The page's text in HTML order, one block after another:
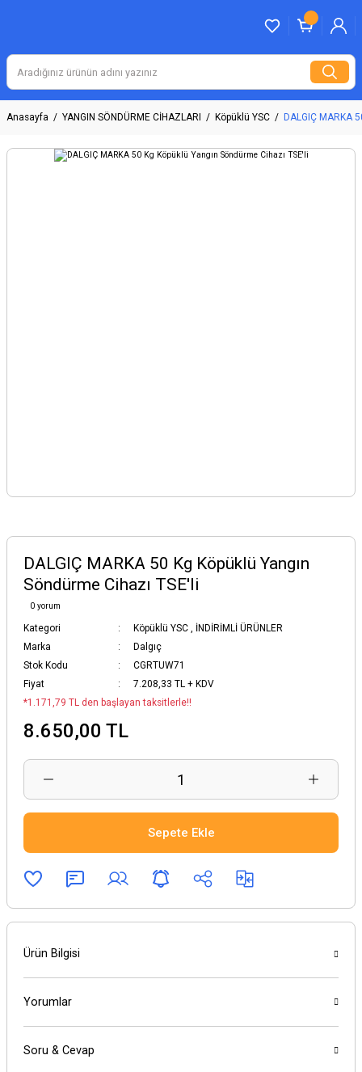
Anasayfa YANGIN SÖNDÜRME CİHAZLARI Köpüklü YSC DALGIÇ MARKA
DALGIÇ MARKA 50 Kg Köpüklü Yangın
Söndürme Cihazı TSE'li
0 yorum
Kategori Köpüklü YSC , İNDİRİMLİ ÜRÜNLER
Marka
Dalgıç
Stok Kodu
CGRTUW71
Fiyat
7.208,33 TL + KDV
*1.171,79 TL den başlayan taksitlerle!!
8.650,00 TL
Sepete Ekle
Ürün Bilgisi
Yorumlar
Soru & Cevap